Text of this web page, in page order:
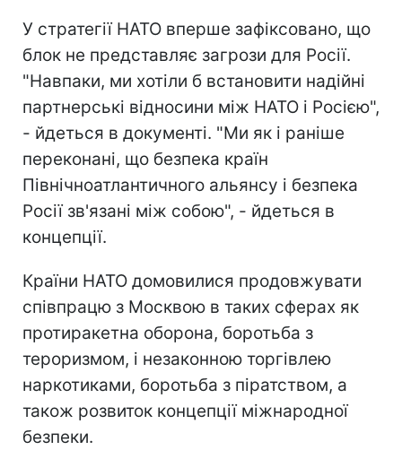
У стратегії НАТО вперше зафіксовано, що
блок не представляє загрози для Росії.
"Навпаки, ми хотіли б встановити надійні
партнерські відносини між НАТО і Росією",
- йдеться в документі. "Ми як і раніше
переконані, що безпека країн
Північноатлантичного альянсу і безпека
Росії зв'язані між собою", - йдеться в
концепції.
Країни НАТО домовилися продовжувати
співпрацю з Москвою в таких сферах як
протиракетна оборона, боротьба з
тероризмом, і незаконною торгівлею
наркотиками, боротьба з піратством, а
також розвиток концепції міжнародної
безпеки.